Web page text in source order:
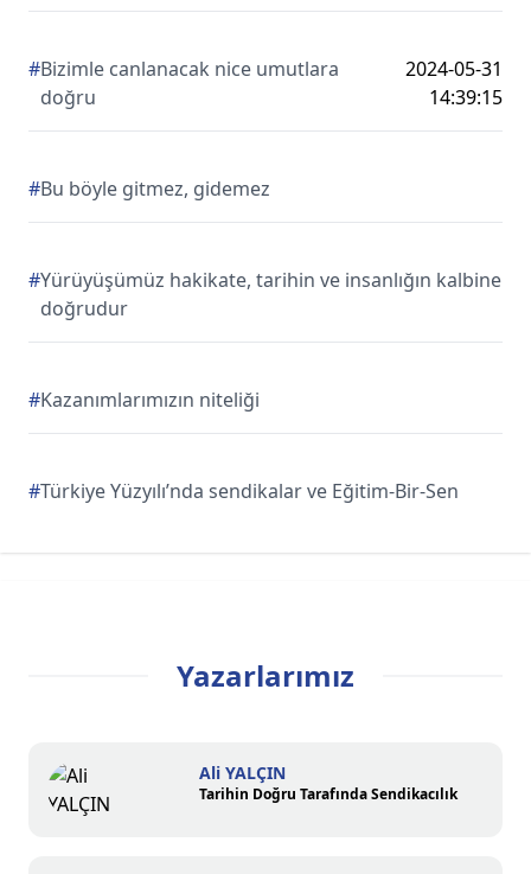
#Bizimle canlanacak nice umutlara
doğru
2024-05-31
14:39:15
#Bu böyle gitmez, gidemez
#Yürüyüşümüz hakikate, tarihin ve insanlığın kalbine
doğrudur
#Kazanımlarımızın niteliği
#Türkiye Yüzyılı’nda sendikalar ve Eğitim-Bir-Sen
Yazarlarımız
Ali YALÇIN
Tarihin Doğru Tarafında Sendikacılık